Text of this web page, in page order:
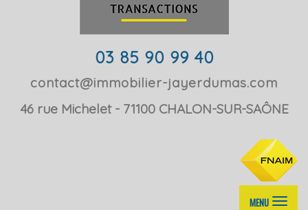
03 85 90 99 40
contact@immobilier-jayerdumas.com
46 rue Michelet
71100 CHALON-SUR-SAÔNE
MENU